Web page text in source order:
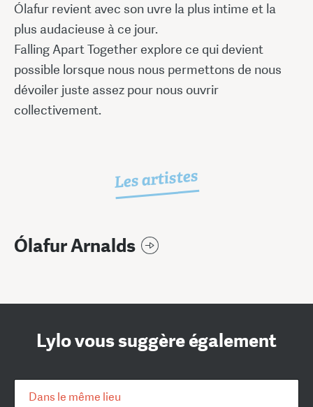
Ólafur revient avec son uvre la plus intime et la
plus audacieuse à ce jour.
Falling Apart Together explore ce qui devient
possible lorsque nous nous permettons de nous
dévoiler juste assez pour nous ouvrir
collectivement.
Les artistes
Ólafur Arnalds
Lylo vous suggère également
Dans le même lieu